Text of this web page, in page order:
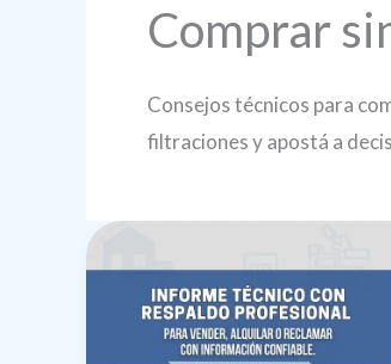
Comprar
Consejos técnicos para
filtraciones y apostá a